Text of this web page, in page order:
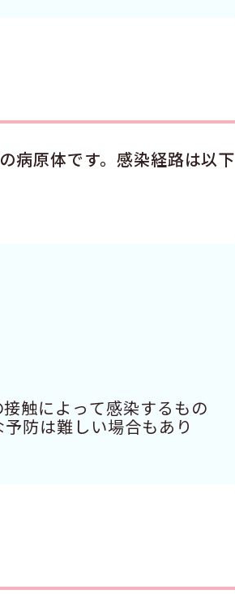
病原体です。感染経路は以下
触によって感染するもの
防は難しい場合もあり